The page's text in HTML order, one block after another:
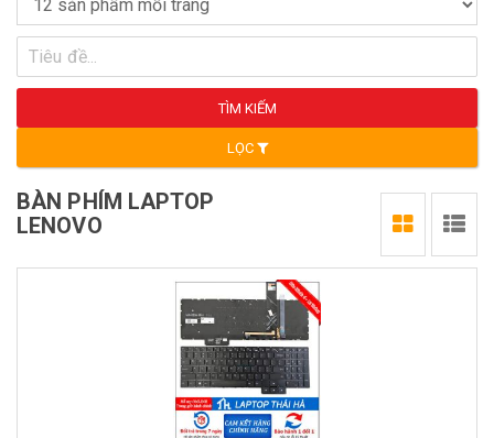
TÌM KIẾM
LỌC
BÀN PHÍM LAPTOP
LENOVO